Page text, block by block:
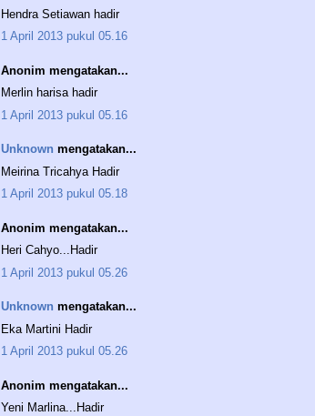
Hendra Setiawan hadir
1 April 2013 pukul 05.16
Anonim mengatakan...
Merlin harisa hadir
1 April 2013 pukul 05.16
Unknown mengatakan...
Meirina Tricahya Hadir
1 April 2013 pukul 05.18
Anonim mengatakan...
Heri Cahyo...Hadir
1 April 2013 pukul 05.26
Unknown mengatakan...
Eka Martini Hadir
1 April 2013 pukul 05.26
Anonim mengatakan...
Yeni Marlina...Hadir